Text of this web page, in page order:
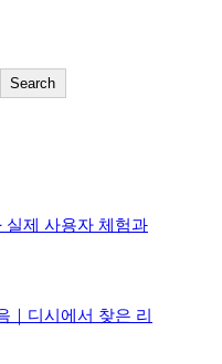
Search
실제 사용자 체험과
｜디시에서 찾은 리